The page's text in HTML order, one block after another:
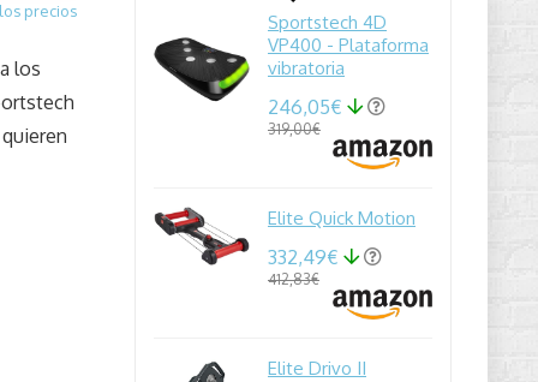
precios
los
Sportstech 4D
VP400 - Plataforma
vibratoria
246,05€
319,00€
Elite Quick Motion
332,49€
412,83€
Elite Drivo II